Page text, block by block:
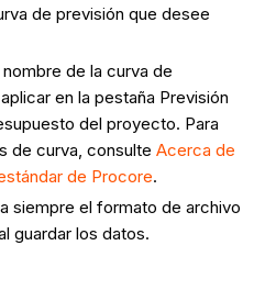
de previsión que desee
de la curva de
en la pestaña Previsión
del proyecto. Para
de curva, consulte Acerca de
de Procore.
siempre el formato de archivo
guardar los datos.